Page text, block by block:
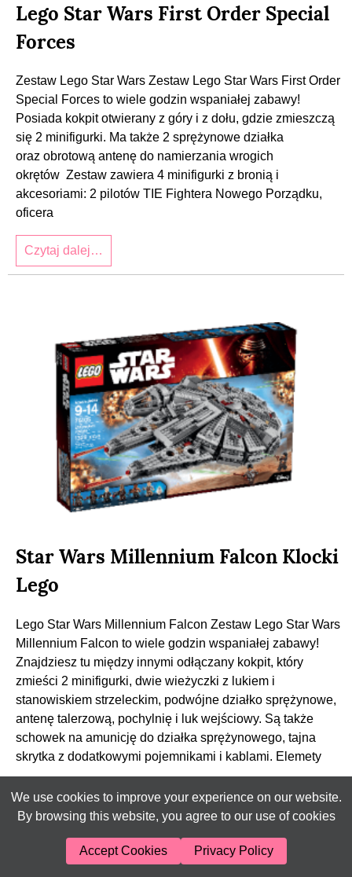
Lego Star Wars First Order Special
Forces
Zestaw Lego Star Wars Zestaw Lego Star Wars First Order
Special Forces to wiele godzin wspaniałej zabawy!
Posiada kokpit otwierany z góry i z dołu, gdzie zmieszczą
się 2 minifigurki. Ma także 2 sprężynowe działka
oraz obrotową antenę do namierzania wrogich
okrętów Zestaw zawiera 4 minifigurki z bronią i
akcesoriami: 2 pilotów TIE Fightera Nowego Porządku,
oficera
Czytaj dalej…
Star Wars Millennium Falcon Klocki
Lego
Lego Star Wars Millennium Falcon Zestaw Lego Star Wars
Millennium Falcon to wiele godzin wspaniałej zabawy!
Znajdziesz tu między innymi odłączany kokpit, który
zmieści 2 minifigurki, dwie wieżyczki z lukiem i
stanowiskiem strzeleckim, podwójne działko sprężynowe,
antenę talerzową, pochylnię i luk wejściowy. Są także
schowek na amunicję do działka sprężynowego, tajna
skrytka z dodatkowymi pojemnikami i kablami. Elemety
Czytaj dalej…
We use cookies to improve your experience on our website.
By browsing this website, you agree to our use of cookies
Accept Cookies Privacy Policy